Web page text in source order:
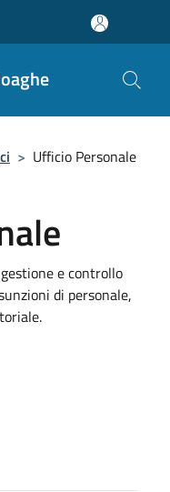
> Ufficio Personale
e controllo
di personale,